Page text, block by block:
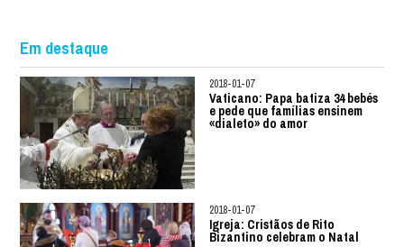
Em destaque
2018-01-07
Vaticano: Papa batiza 34 bebés
e pede que famílias ensinem
«dialeto» do amor
2018-01-07
Igreja: Cristãos de Rito
Bizantino celebram o Natal